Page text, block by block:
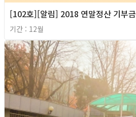
[102호][알림] 2018 연말정산 기부
기간 : 12월